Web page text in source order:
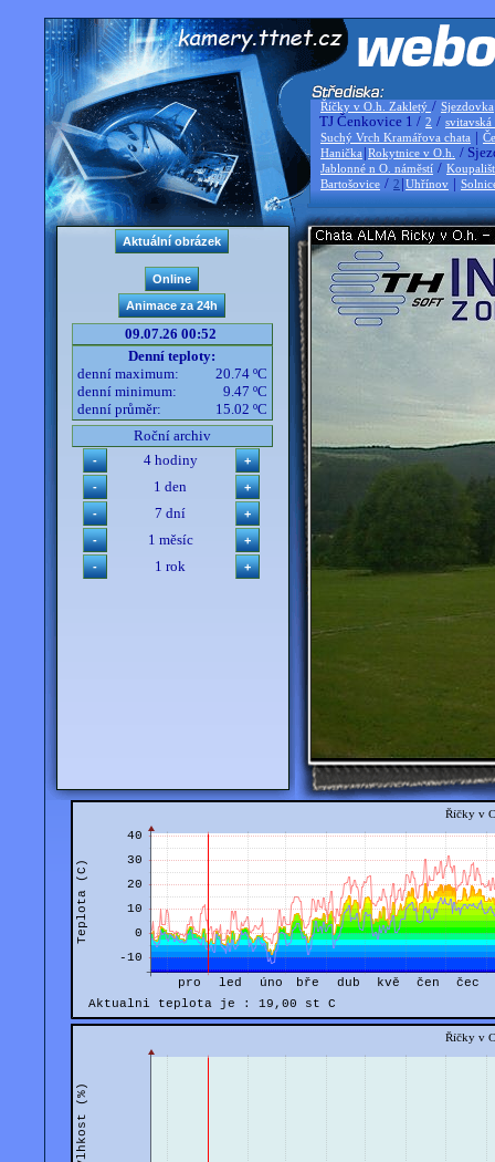
Říčky v O.h. Zakletý / Sjezdovka
TJ Čenkovice 1 / 2 / svitavská
Suchý Vrch Kramářova chata |
Hanička |Rokytnice v O.h. /
Jablonné n O. náměstí /
Bartošovice / 2 |Uhřínov |
09.07.26 00:52
Denní teploty:
denní maximum:
20.74 ºC
denní minimum:
9.47 ºC
denní průměr:
15.02 ºC
Roční archiv
4 hodiny
1 den
7 dní
1 měsíc
1 rok